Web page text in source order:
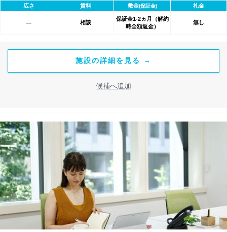
広さ 賃料 敷金(保証金) 礼金
― 相談
保証金1-2ヵ月（解約
時全額返金）
無し
施設の詳細を見る →
候補へ追加